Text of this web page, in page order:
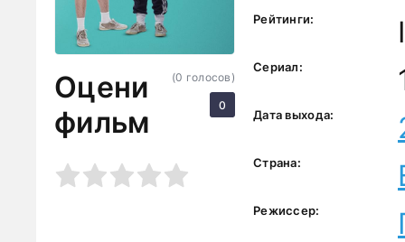
Оцени
фильм
5
(0 голосов)
0
Рейтинги:
Сериал:
Дата выхода:
Страна:
Режиссер: